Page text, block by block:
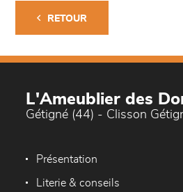
RETOUR
L'Ameublier des
Gétigné (44) - Clisson
Présentation
Literie & conseils